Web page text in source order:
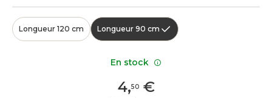
Longueur 120 cm Longueur 90 cm
4,50€